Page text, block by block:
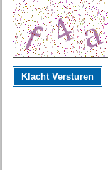
Klacht Versturen